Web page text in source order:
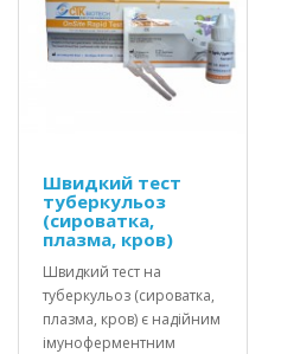
Швидкий тест
туберкульоз
(сироватка,
плазма, кров)
Швидкий тест на
туберкульоз (сироватка,
плазма, кров) є надійним
імуноферментним